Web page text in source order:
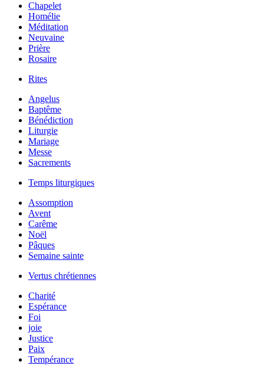
Chapelet
Homélie
Méditation
Neuvaine
Prière
Rosaire
Rites
Angelus
Baptême
Bénédiction
Liturgie
Mariage
Messe
Sacrements
Temps liturgiques
Assomption
Avent
Carême
Noël
Pâques
Semaine sainte
Vertus chrétiennes
Charité
Espérance
Foi
joie
Justice
Paix
Tempérance